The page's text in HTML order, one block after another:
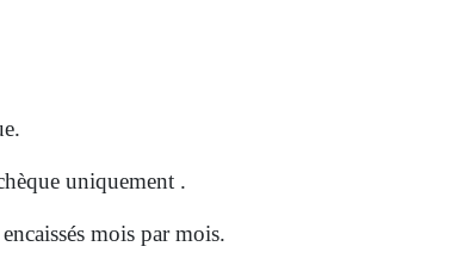
uniquement .
mois par mois.